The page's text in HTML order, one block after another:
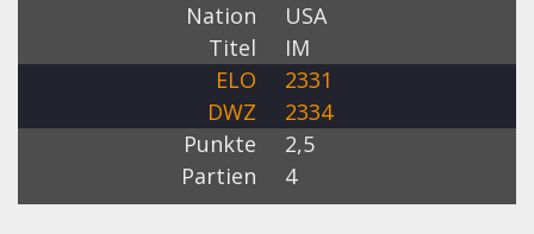
Nation
USA
Titel
IM
ELO
2331
DWZ
2334
Punkte
2,5
Partien
4